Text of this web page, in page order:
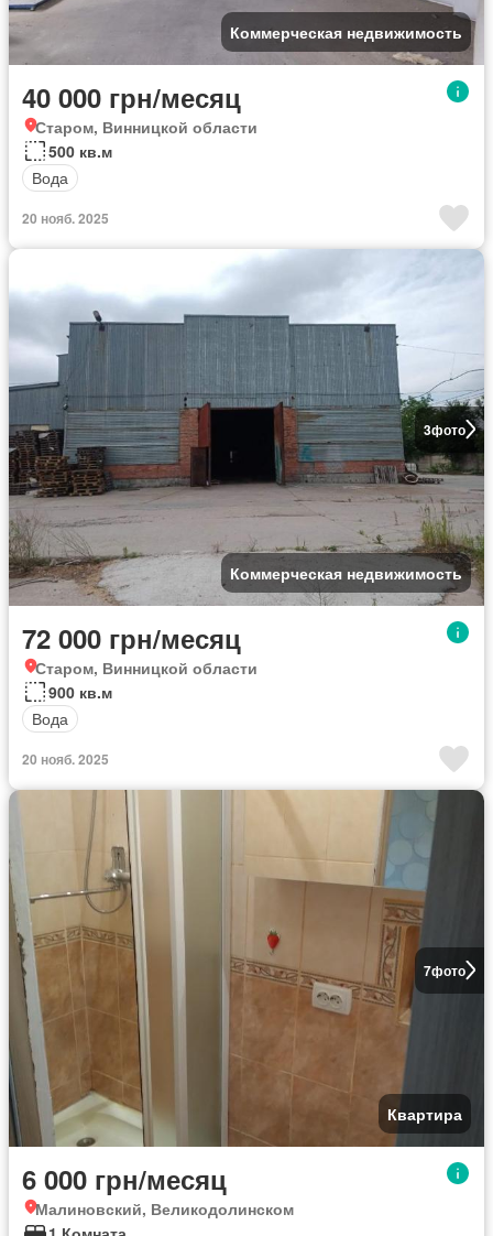
Коммерческая недвижимость
40 000 грн/месяц
Старом, Винницкой области
500 кв.м
Вода
20 нояб. 2025
3фото
Коммерческая недвижимость
72 000 грн/месяц
Старом, Винницкой области
900 кв.м
Вода
20 нояб. 2025
7фото
Квартира
6 000 грн/месяц
Малиновский, Великодолинском